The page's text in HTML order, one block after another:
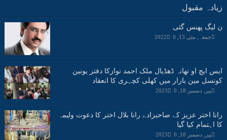
زیادہ مقبول
ن لیگ پھنس گئی
جمعہ, مئی 13, 2022 0
ایس ایچ او تھانہ ڈھڈیال ملک احمد نوازکا دفتر یونین
کونسل مین بازار میں کھلی کچہری کا انعقاد
پیر, دسمبر 18, 2023 0
رانا اختر عزیز کے صاحبزادے رانا بلال اختر کا دعوت ولیمہ
کا اہتمام کیا گیا
پیر, دسمبر 18, 2023 0